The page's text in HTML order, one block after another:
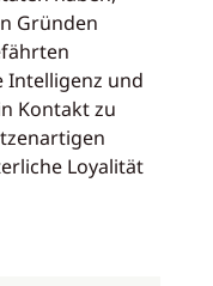
Gründen
Intelligenz und
Kontakt zu
Loyalität